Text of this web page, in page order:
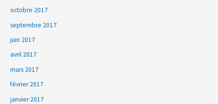
octobre 2017
septembre 2017
juin 2017
avril 2017
mars 2017
février 2017
janvier 2017